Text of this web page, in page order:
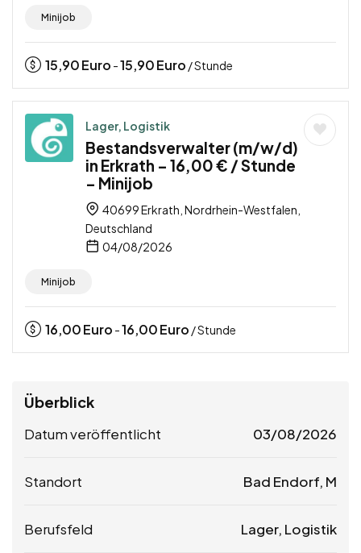
Minijob
15,90Euro -15,90Euro / Stunde
Lager, Logistik
Bestandsverwalter (m/w/d)
in Erkrath – 16,00 € / Stunde
– Minijob
40699 Erkrath, Nordrhein-Westfalen,
Deutschland
04/08/2026
Minijob
16,00Euro -16,00Euro / Stunde
Überblick
Datum veröffentlicht 03/08/2026
Standort Bad Endorf, M
Berufsfeld Lager, Logistik